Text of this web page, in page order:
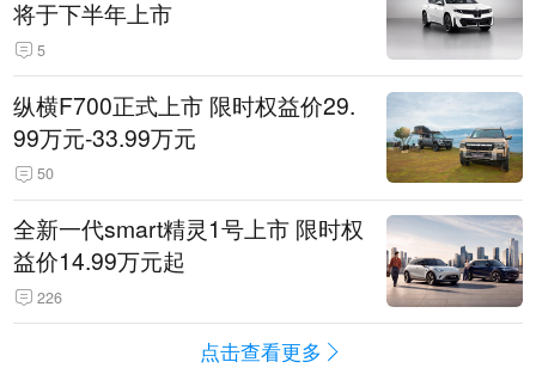
将于下半年上市
5
纵横F700正式上市 限时权益价29.
99万元-33.99万元
50
全新一代smart精灵1号上市 限时权
益价14.99万元起
226
点击查看更多